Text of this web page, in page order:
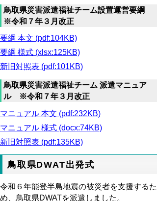
鳥取県災害派遣福祉チーム設置運営要綱
※令和７年３月改正
要綱 本文 (pdf:104KB)
要綱 様式 (xlsx:125KB)
新旧対照表 (pdf:101KB)
鳥取県災害派遣福祉チーム 派遣マニュア
ル ※令和７年３月改正
マニュアル 本文 (pdf:232KB)
マニュアル 様式 (docx:74KB)
新旧対照表 (pdf:135KB)
鳥取県DWAT出発式
令和６年能登半島地震の被災者を支援するた
め、鳥取県DWATを派遣しました。